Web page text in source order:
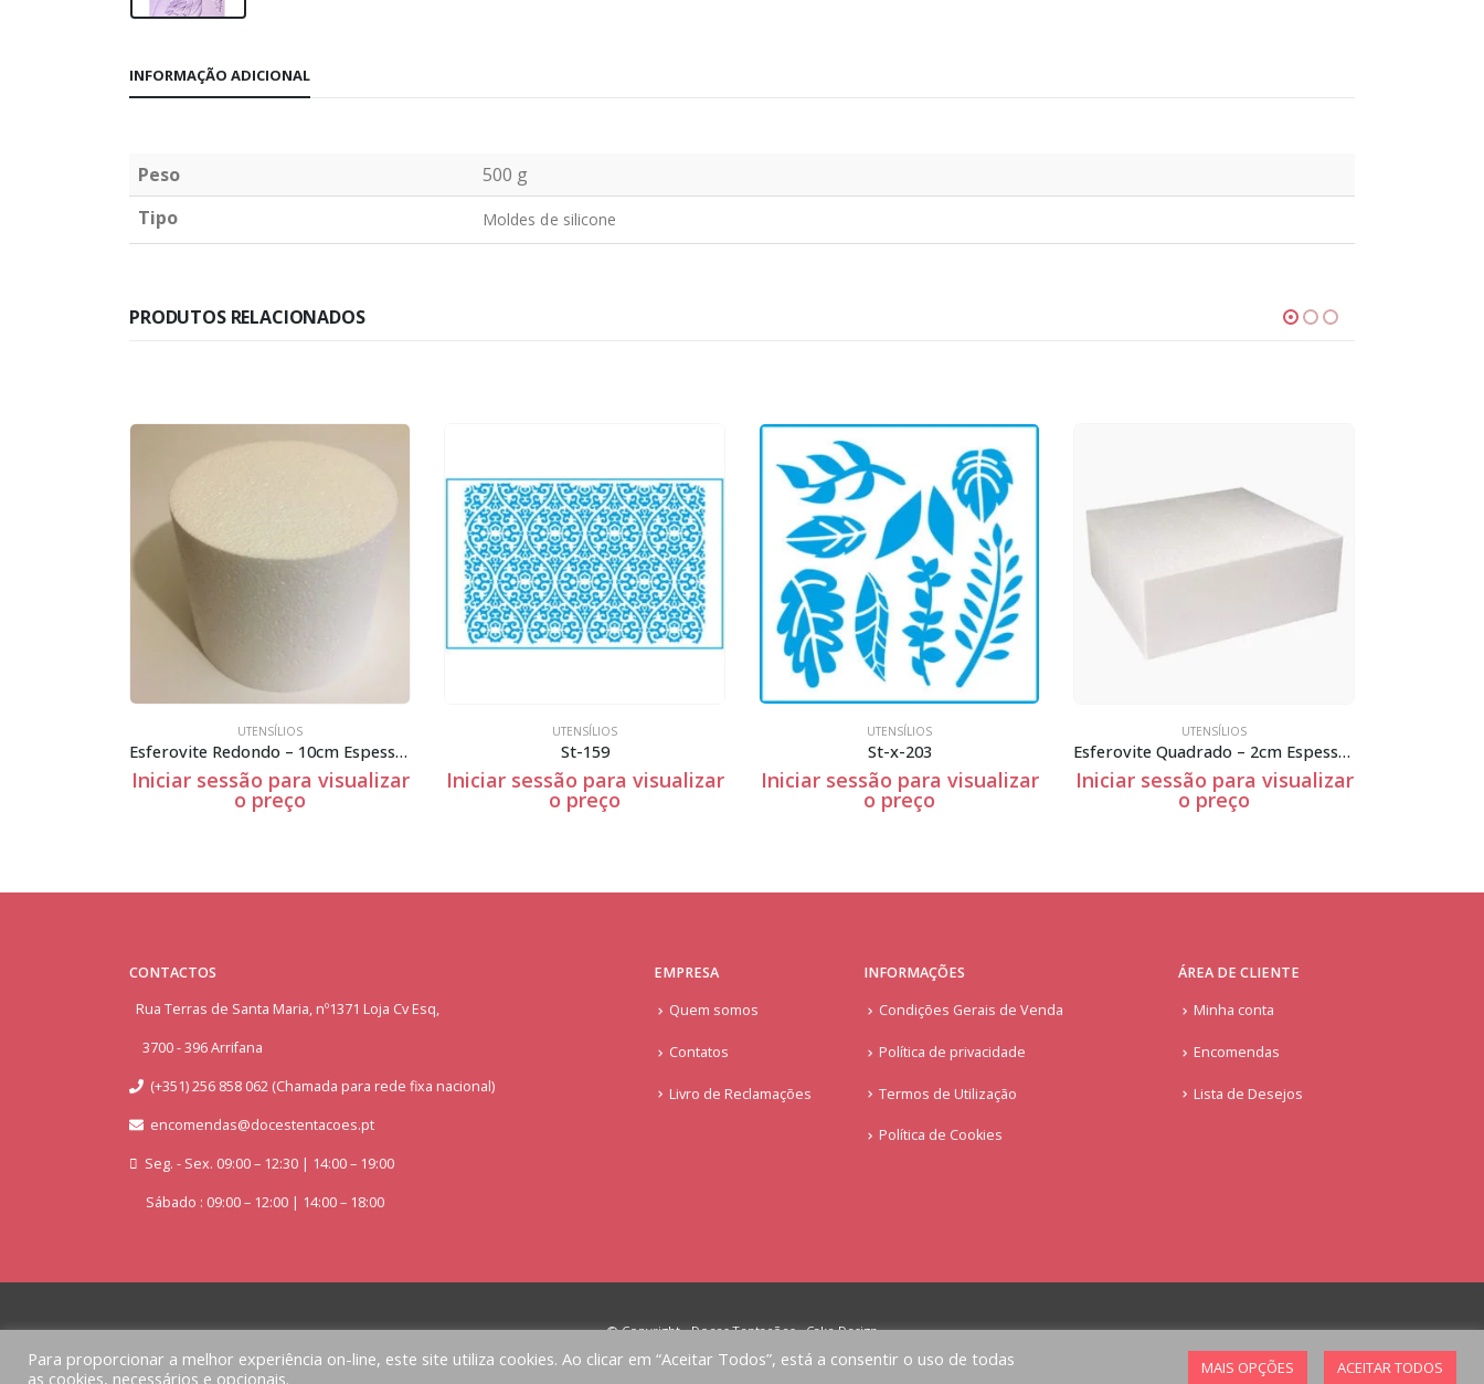
INFORMAÇÃO ADICIONAL
Peso
500 g
Tipo
Moldes de silicone
PRODUTOS RELACIONADOS
UTENSÍLIOS
St-159
Iniciar sessão para visualizar
o preço
UTENSÍLIOS
St-x-203
Iniciar sessão para visualizar
o preço
UTENSÍLIOS
Iniciar sessão para visualizar
o preço
UTENSÍLIOS
Esferovite Quadrado – 8cm Espessura
Iniciar sessão para visualizar
o preço
CONTACTOS
Rua Terras de Santa Maria, nº1371 Loja Cv Esq,
3700 - 396 Arrifana
(+351) 256 858 062 (Chamada para rede fixa nacional)
encomendas@docestentacoes.pt
Seg. - Sex. 09:00 – 12:30 | 14:00 – 19:00
Sábado : 09:00 – 12:00 | 14:00 – 18:00
EMPRESA
Quem somos
Contatos
Livro de Reclamações
INFORMAÇÕES
Condições Gerais de Venda
Política de privacidade
Termos de Utilização
Política de Cookies
ÁREA DE CLIENTE
Minha conta
Encomendas
Lista de Desejos
© Copyright - Doces Tentações - Cake Design
Implementado porAlbergueDigital.com
Para proporcionar a melhor experiência on-line, este site utiliza cookies. Ao clicar em “Aceitar Todos”, está a consentir o uso de todas
as cookies, necessários e opcionais.
MAIS OPÇÕES ACEITAR TODOS